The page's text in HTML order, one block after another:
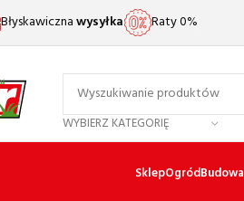
Błyskawicznawysyłka Raty 0%
WYBIERZ KATEGORIĘ
SklepOgródBudowa